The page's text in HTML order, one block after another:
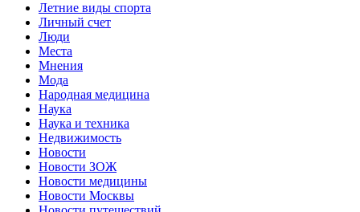
Летние виды спорта
Личный счет
Люди
Места
Мнения
Мода
Народная медицина
Наука
Наука и техника
Недвижимость
Новости
Новости ЗОЖ
Новости медицины
Новости Москвы